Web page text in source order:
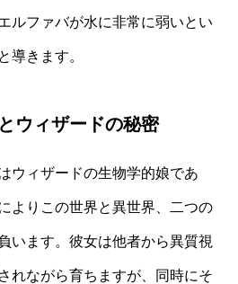
ルファバが水に非常に弱いとい
導きます。
ウィザードの秘密
ウィザードの生物学的娘であ
よりこの世界と異世界、二つの
います。彼女は他者から異質視
れながら育ちますが、同時にそ